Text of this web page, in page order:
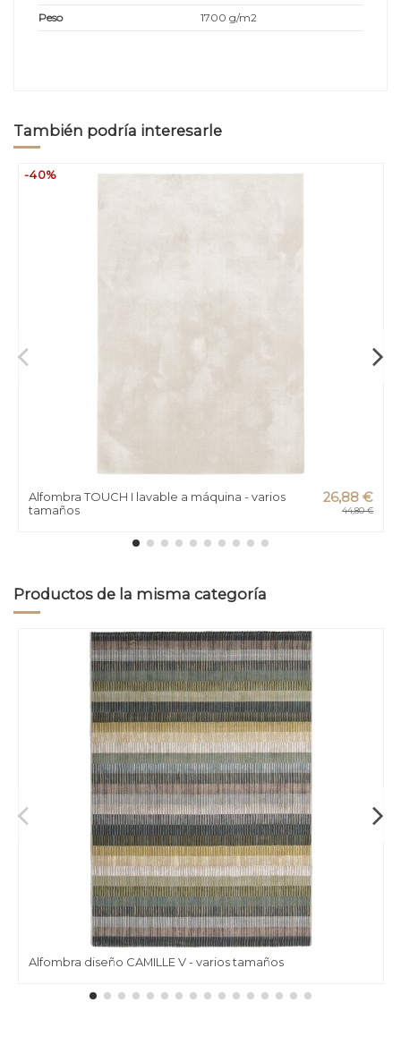
Peso
1700 g/m2
También podría interesarle
-40%
Alfombra TOUCH I lavable a máquina - varios
tamaños
26,88 €
44,80 €
Productos de la misma categoría
Alfombra diseño CAMILLE V - varios tamaños